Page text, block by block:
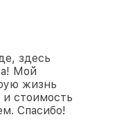
здесь
Мой
жизнь
и стоимость
Спасибо!